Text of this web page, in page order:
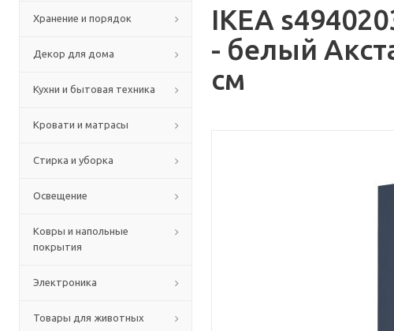
Хранение и порядок
Декор для дома
Кухни и бытовая техника
Кровати и матрасы
Стирка и уборка
Освещение
Ковры и напольные
покрытия
Электроника
Товары для животных
IKEA
- белый
см